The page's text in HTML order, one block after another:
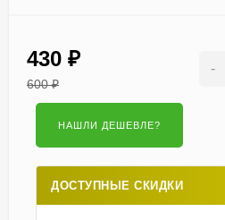
430 ₽
600₽
-
ДОСТУПНЫЕ СКИДКИ